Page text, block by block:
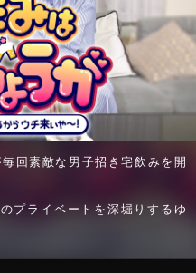
回素敵な男子招き宅飲みを開
プライベートを深堀りするゆ